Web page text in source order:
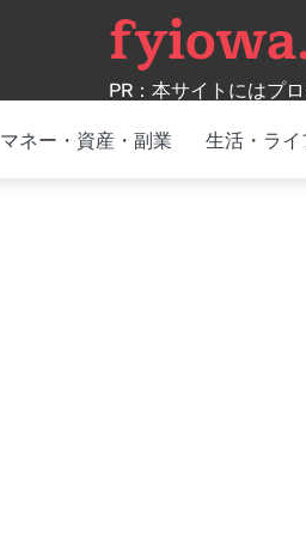
PR：本サイトにはプ
マネー・資産・副業 生活・ライ